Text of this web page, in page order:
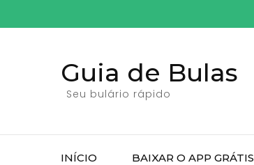
para
Guia de Bulas
Seu bulário rápido
INÍCIO BAIXAR O APP GRÁTIS